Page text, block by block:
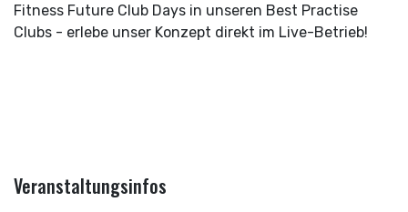
Fitness Future Club Days in unseren Best Practise
Clubs - erlebe unser Konzept direkt im Live-Betrieb!
Veranstaltungsinfos